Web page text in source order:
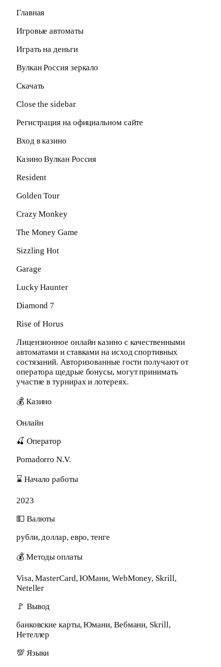
Главная
Игровые автоматы
Играть на деньги
Вулкан Россия зеркало
Скачать
Close the sidebar
Регистрация на официальном сайте
Вход в казино
Казино Вулкан Россия
Resident
Golden Tour
Crazy Monkey
The Money Game
Sizzling Hot
Garage
Lucky Haunter
Diamond 7
Rise of Horus
Лицензионное онлайн казино с качественными
автоматами и ставками на исход спортивных
состязаний. Авторизованные гости получают от
оператора щедрые бонусы, могут принимать
участие в турнирах и лотереях.
💰 Казино
Онлайн
🍒 Оператор
Pomadorro N.V.
⌛ Начало работы
2023
💵 Валюты
рубли, доллар, евро, тенге
💰 Методы оплаты
Visa, MasterCard, ЮМани, WebMoney, Skrill,
Neteller
🚩 Вывод
банковские карты, Юмани, Вебмани, Skrill,
Нетеллер
💯 Языки